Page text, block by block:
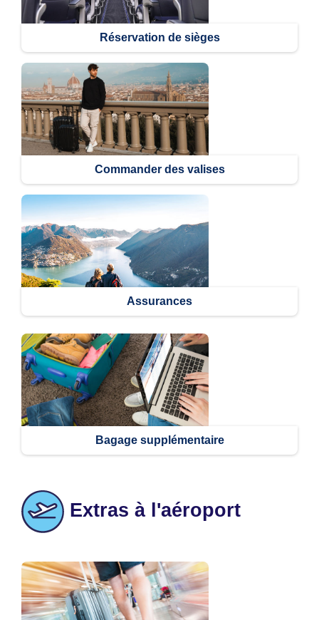
Réservation de sièges
Commander des valises
Assurances
Bagage supplémentaire
Extras à l'aéroport